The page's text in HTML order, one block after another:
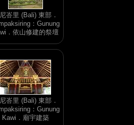
峇里 (Bali) 東部．
：Gunung
．依山修建的祭壇
峇里 (Bali) 東部．
：Gunung
Kawi．廟宇建築